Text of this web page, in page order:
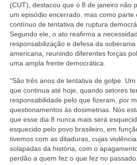
(CUT), destacou que o 8 de janeiro não
um episódio encerrado, mas como parte
contínuo de tentativa de ruptura
Segundo ele, o ato reafirma a
responsabilização e defesa da
americana, reunindo diferentes forças
uma ampla frente democrática.
“São três anos de tentativa de golpe.
que continua até hoje, quando setores
responsabilidade pelo que fizeram, por
questionamentos às dosimetrias. Nós
que esse dia 8 nunca mais será
esquecido pelo povo brasileiro, em
tivemos com as ditaduras, cujas
solapadas da história, com o
perdão a quem fez o que fez no